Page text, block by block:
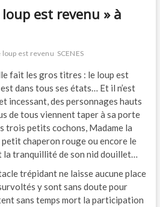
loup est revenu » à
loup est revenu SCENES
fait les gros titres : le loup est
dans tous ses états… Et il n’est
incessant, des personnages hauts
de tous viennent taper à sa porte
trois petits cochons, Madame la
chaperon rouge ou encore le
tranquillité de son nid douillet…
trépidant ne laisse aucune place
y sont sans doute pour
sans temps mort la participation